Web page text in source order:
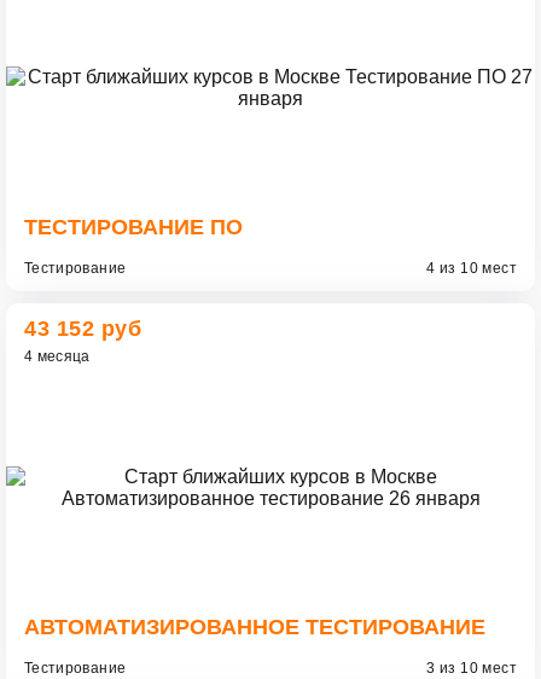
ТЕСТИРОВАНИЕ ПО
Тестирование 4 из 10 мест
43 152 руб
4 месяца
АВТОМАТИЗИРОВАННОЕ ТЕСТИРОВАНИЕ
Тестирование 3 из 10 мест